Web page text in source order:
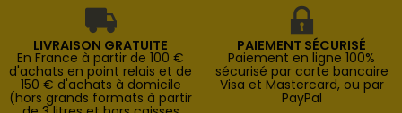
LIVRAISON GRATUITE
En France à partir de 100 €
d'achats en point relais et de
150 € d'achats à domicile
(hors grands formats à partir
PAIEMENT SÉCURISÉ
Paiement en ligne 100%
sécurisé par carte bancaire
Visa et Mastercard, ou par
PayPal